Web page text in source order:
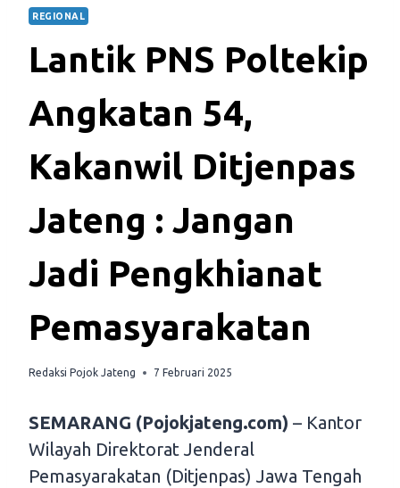
REGIONAL
Lantik PNS Poltekip
Angkatan 54,
Kakanwil Ditjenpas
Jateng : Jangan
Jadi Pengkhianat
Pemasyarakatan
Redaksi Pojok Jateng 7 Februari 2025
SEMARANG (Pojokjateng.com) – Kantor
Wilayah Direktorat Jenderal
Pemasyarakatan (Ditjenpas) Jawa Tengah